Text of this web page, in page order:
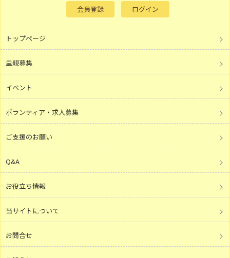
会員登録 ログイン
トップページ
里親募集
イベント
ボランティア・求人募集
ご支援のお願い
Q&A
お役立ち情報
当サイトについて
お問合せ